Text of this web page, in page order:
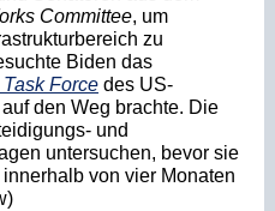
Committee, um
zu
Biden das
Force des US-
den Weg brachte. Die
und
untersuchen, bevor sie
von vier Monaten